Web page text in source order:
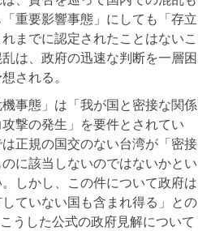
重要影響事態」にしても「存立
までに認定されたことはないこ
は、政府の迅速な判断を一層困
される。
事態」は「我が国と密接な関係
撃の発生」を要件とされてい
正規の国交のない台湾が「密接
に該当しないのではないかとい
しかし、この件について政府は
していない国も含まれ得る」との
うした公式の政府見解について